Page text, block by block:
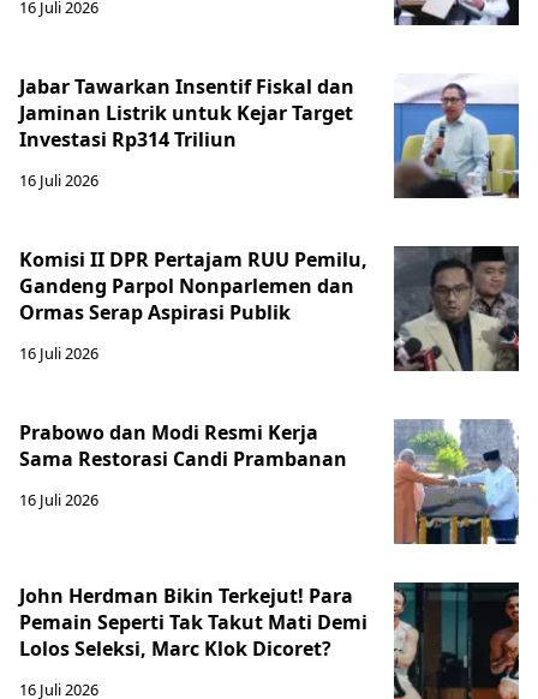
16 Juli 2026
Jabar Tawarkan Insentif Fiskal dan
Jaminan Listrik untuk Kejar Target
Investasi Rp314 Triliun
16 Juli 2026
Komisi II DPR Pertajam RUU Pemilu,
Gandeng Parpol Nonparlemen dan
Ormas Serap Aspirasi Publik
16 Juli 2026
Prabowo dan Modi Resmi Kerja
Sama Restorasi Candi Prambanan
16 Juli 2026
John Herdman Bikin Terkejut! Para
Pemain Seperti Tak Takut Mati Demi
Lolos Seleksi, Marc Klok Dicoret?
16 Juli 2026